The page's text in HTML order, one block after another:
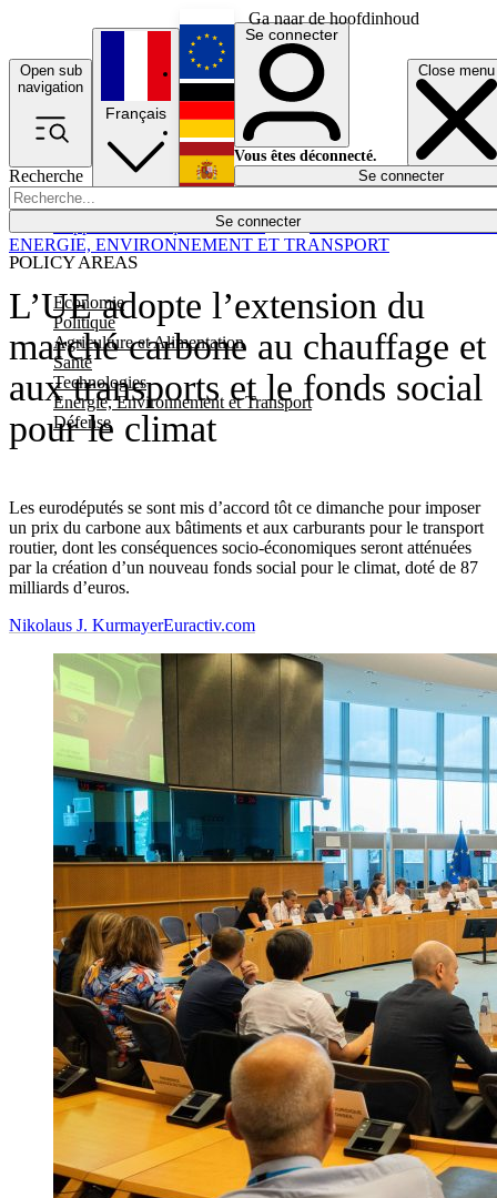
Ga naar de hoofdinhoud
Open sub
navigation
Close menu
Recherche
Se connecter
POLICY AREAS
Economie
Politique
Agriculture et Alimentation
Santé
Technologies
Energie, Environnement et Transport
Défense
Économie
Français
English
Deutsch
Español
Se connecter
Vous êtes déconnecté.
Se connecter
L’UE adopte l’extension du
marché carbone au chauffage et
aux transports et le fonds social
pour le climat
Les eurodéputés se sont mis d’accord tôt ce dimanche pour imposer
un prix du carbone aux bâtiments et aux carburants pour le transport
routier, dont les conséquences socio-économiques seront atténuées
par la création d’un nouveau fonds social pour le climat, doté de 87
milliards d’euros.
ENERGIE, ENVIRONNEMENT ET TRANSPORT
Nikolaus J. KurmayerEuractiv.com